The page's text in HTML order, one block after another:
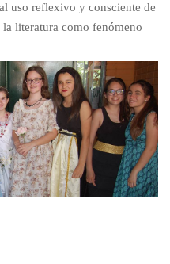
uso reflexivo y consciente de
literatura como fenómeno